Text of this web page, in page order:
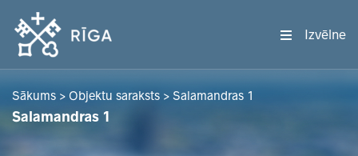
Izvēlne
Sākums > Objektu saraksts > Salamandras 1
Salamandras 1